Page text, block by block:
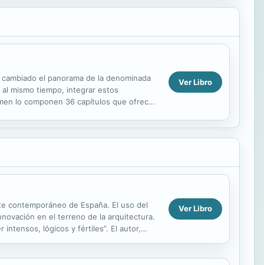
el panorama de la denominada
mismo tiempo, integrar estos
lo componen 36 capítulos que ofrecen
Ver Libro
contemporáneo de España. El uso del
en el terreno de la arquitectura.
intensos, lógicos y fértiles”. El autor,
Ver Libro